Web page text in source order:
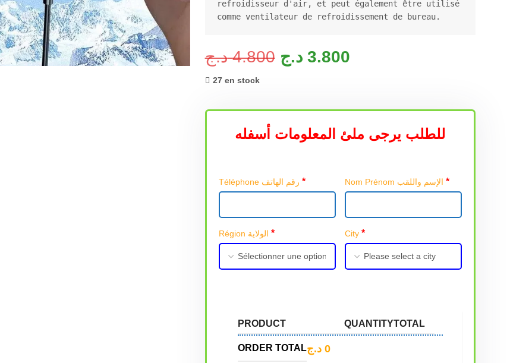
refroidisseur d'air, et peut également être utilisé
comme ventilateur de refroidissement de bureau.
4.800 د.ج 3.800 د.ج
27 en stock
للطلب يرجى ملئ المعلومات أسفله
* *
* City *
PRODUCT QUANTITYTOTAL
ORDER TOTAL 0 د.ج